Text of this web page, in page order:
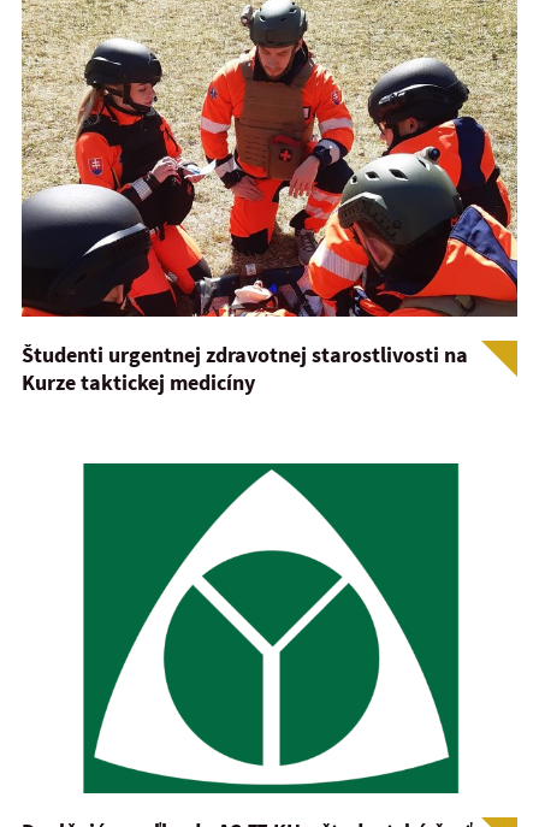
Študenti urgentnej zdravotnej starostlivosti na
Kurze taktickej medicíny